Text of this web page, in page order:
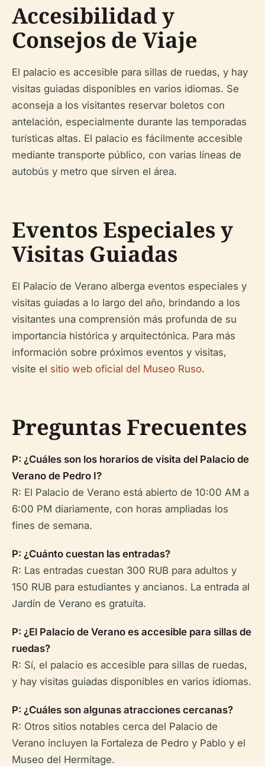
Accesibilidad y
Consejos de Viaje
El palacio es accesible para sillas de ruedas, y hay
visitas guiadas disponibles en varios idiomas. Se
aconseja a los visitantes reservar boletos con
antelación, especialmente durante las temporadas
turísticas altas. El palacio es fácilmente accesible
mediante transporte público, con varias líneas de
autobús y metro que sirven el área.
Eventos Especiales y
Visitas Guiadas
El Palacio de Verano alberga eventos especiales y
visitas guiadas a lo largo del año, brindando a los
visitantes una comprensión más profunda de su
importancia histórica y arquitectónica. Para más
información sobre próximos eventos y visitas,
visite el sitio web oficial del Museo Ruso.
Preguntas Frecuentes
P: ¿Cuáles son los horarios de visita del Palacio de
Verano de Pedro I?
R: El Palacio de Verano está abierto de 10:00 AM a
6:00 PM diariamente, con horas ampliadas los
fines de semana.
P: ¿Cuánto cuestan las entradas?
R: Las entradas cuestan 300 RUB para adultos y
150 RUB para estudiantes y ancianos. La entrada al
Jardín de Verano es gratuita.
P: ¿El Palacio de Verano es accesible para sillas de
ruedas?
R: Sí, el palacio es accesible para sillas de ruedas,
y hay visitas guiadas disponibles en varios idiomas.
P: ¿Cuáles son algunas atracciones cercanas?
R: Otros sitios notables cerca del Palacio de
Verano incluyen la Fortaleza de Pedro y Pablo y el
Museo del Hermitage.